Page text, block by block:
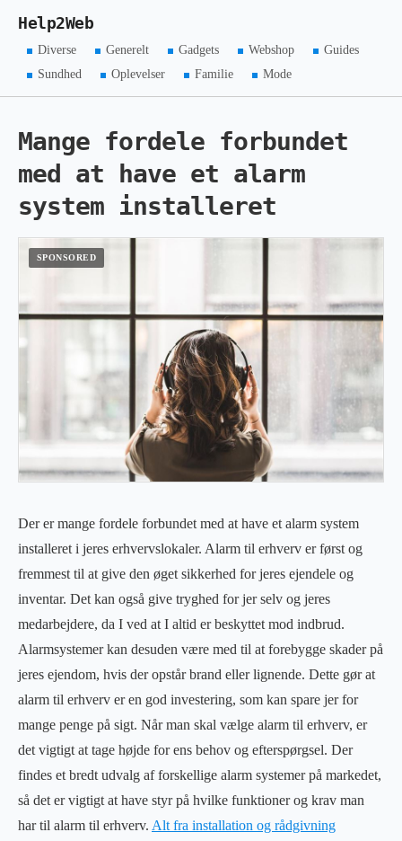
Help2Web
Diverse Generelt Gadgets Webshop
Guides
Sundhed
Oplevelser Familie Mode
Mange fordele forbundet
med at have et alarm
system installeret
Der er mange fordele forbundet med at have et alarm system
installeret i jeres erhvervslokaler. Alarm til erhverv er først og
fremmest til at give den øget sikkerhed for jeres ejendele og
inventar. Det kan også give tryghed for jer selv og jeres
medarbejdere, da I ved at I altid er beskyttet mod indbrud.
Alarmsystemer kan desuden være med til at forebygge skader på
jeres ejendom, hvis der opstår brand eller lignende. Dette gør at
alarm til erhverv er en god investering, som kan spare jer for
mange penge på sigt. Når man skal vælge alarm til erhverv, er
det vigtigt at tage højde for ens behov og efterspørgsel. Der
findes et bredt udvalg af forskellige alarm systemer på markedet,
så det er vigtigt at have styr på hvilke funktioner og krav man
har til alarm til erhverv. Alt fra installation og rådgivning